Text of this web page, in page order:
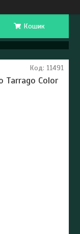
Кошик
Tarrago Color
Код: 11491